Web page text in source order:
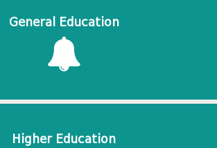
General Education
Higher Education